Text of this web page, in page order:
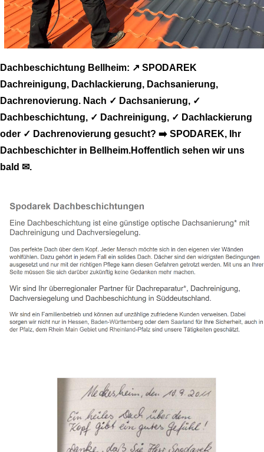
Dachbeschichtung Bellheim: ↗️ SPODAREK
Dachreinigung, Dachlackierung, Dachsanierung,
Dachrenovierung. Nach ✓ Dachsanierung, ✓
Dachbeschichtung, ✓ Dachreinigung, ✓ Dachlackierung
oder ✓ Dachrenovierung gesucht? ➡️ SPODAREK, Ihr
Dachbeschichter in Bellheim.Hoffentlich sehen wir uns
bald ✉.